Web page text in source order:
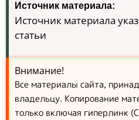
Источник материала:
Источник материала
статьи
Внимание!
Все материалы сайта,
владельцу. Копирование
только включая гиперлинк